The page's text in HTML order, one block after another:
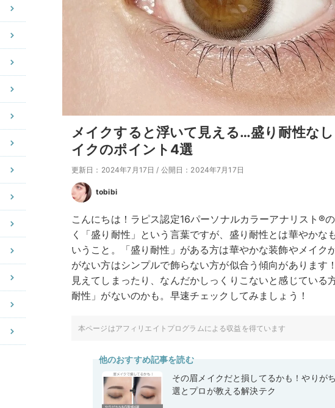
メイクすると浮いて見える…盛り耐性な
イクのポイント4選
更新日：2024年7月17日 / 公開日：2024年7月17日
tobibi
こんにちは！ラピス認定16パーソナルカラーアナリスト®
く「盛り耐性」という言葉ですが、盛り耐性とは華やかな
いうこと。「盛り耐性」がある方は華やかな装飾やメイク
がない方はシンプルで飾らない方が似合う傾向があります
見えてしまったり、なんだかしっくりこないと感じている
耐性」がないのかも。早速チェックしてみましょう！
本ページはアフィリエイトプログラムによる収益を得ています
他のおすすめ記事を読む
その眉メイクだと損してるかも！やりが
選とプロが教える解決テク